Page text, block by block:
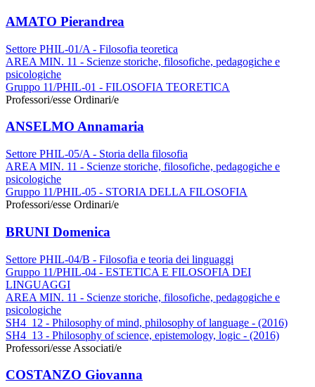
AMATO Pierandrea
Settore PHIL-01/A - Filosofia teoretica
AREA MIN. 11 - Scienze storiche, filosofiche, pedagogiche e
psicologiche
Gruppo 11/PHIL-01 - FILOSOFIA TEORETICA
Professori/esse Ordinari/e
ANSELMO Annamaria
Settore PHIL-05/A - Storia della filosofia
AREA MIN. 11 - Scienze storiche, filosofiche, pedagogiche e
psicologiche
Gruppo 11/PHIL-05 - STORIA DELLA FILOSOFIA
Professori/esse Ordinari/e
BRUNI Domenica
Settore PHIL-04/B - Filosofia e teoria dei linguaggi
Gruppo 11/PHIL-04 - ESTETICA E FILOSOFIA DEI
LINGUAGGI
AREA MIN. 11 - Scienze storiche, filosofiche, pedagogiche e
psicologiche
SH4_12 - Philosophy of mind, philosophy of language - (2016)
SH4_13 - Philosophy of science, epistemology, logic - (2016)
Professori/esse Associati/e
COSTANZO Giovanna